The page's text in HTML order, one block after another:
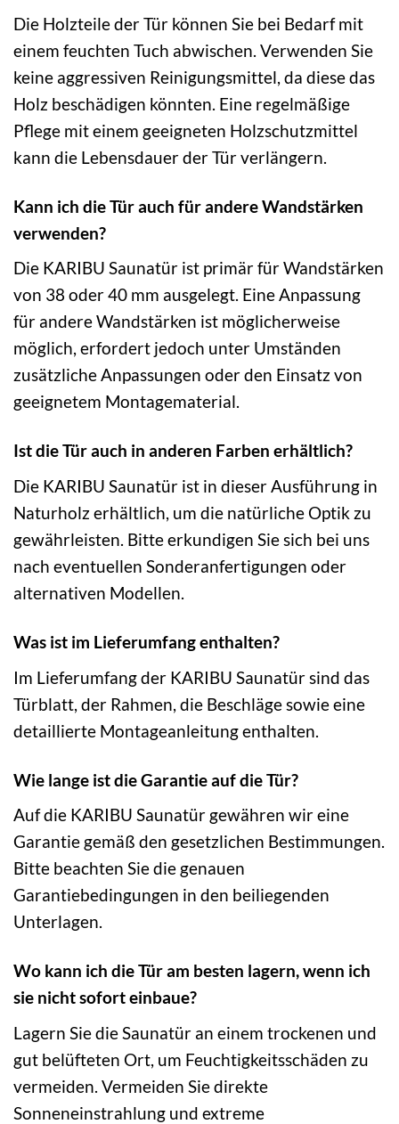
Die Holzteile der Tür können Sie bei Bedarf mit
einem feuchten Tuch abwischen. Verwenden Sie
keine aggressiven Reinigungsmittel, da diese das
Holz beschädigen könnten. Eine regelmäßige
Pflege mit einem geeigneten Holzschutzmittel
kann die Lebensdauer der Tür verlängern.
Kann ich die Tür auch für andere Wandstärken
verwenden?
Die KARIBU Saunatür ist primär für Wandstärken
von 38 oder 40 mm ausgelegt. Eine Anpassung
für andere Wandstärken ist möglicherweise
möglich, erfordert jedoch unter Umständen
zusätzliche Anpassungen oder den Einsatz von
geeignetem Montagematerial.
Ist die Tür auch in anderen Farben erhältlich?
Die KARIBU Saunatür ist in dieser Ausführung in
Naturholz erhältlich, um die natürliche Optik zu
gewährleisten. Bitte erkundigen Sie sich bei uns
nach eventuellen Sonderanfertigungen oder
alternativen Modellen.
Was ist im Lieferumfang enthalten?
Im Lieferumfang der KARIBU Saunatür sind das
Türblatt, der Rahmen, die Beschläge sowie eine
detaillierte Montageanleitung enthalten.
Wie lange ist die Garantie auf die Tür?
Auf die KARIBU Saunatür gewähren wir eine
Garantie gemäß den gesetzlichen Bestimmungen.
Bitte beachten Sie die genauen
Garantiebedingungen in den beiliegenden
Unterlagen.
Wo kann ich die Tür am besten lagern, wenn ich
sie nicht sofort einbaue?
Lagern Sie die Saunatür an einem trockenen und
gut belüfteten Ort, um Feuchtigkeitsschäden zu
vermeiden. Vermeiden Sie direkte
Sonneneinstrahlung und extreme